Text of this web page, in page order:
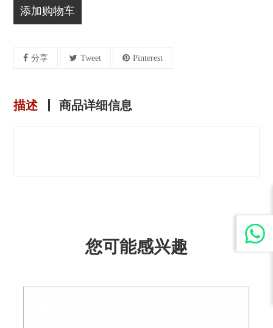
添加购物车
分享 Tweet Pinterest
描述 商品详细信息
您可能感兴趣